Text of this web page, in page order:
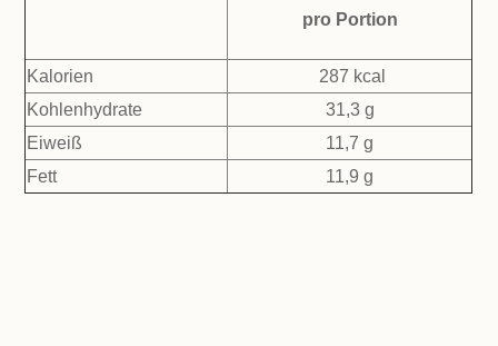
pro Portion
Kalorien
287 kcal
Kohlenhydrate
31,3 g
Eiweiß
11,7 g
Fett
11,9 g